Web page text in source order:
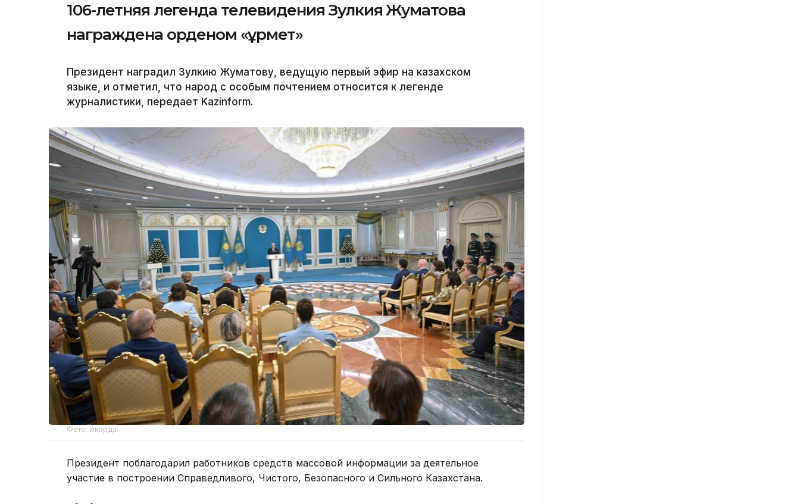
106-летняя легенда телевидения Зулкия Жуматова
награждена орденом «Құрмет»
Президент наградил Зулкию Жуматову, ведущую первый эфир на казахском
языке, и отметил, что народ с особым почтением относится к легенде
журналистики, передает Kazinform.
Фото: Акорда
Президент поблагодарил работников средств массовой информации за деятельное
участие в построении Справедливого, Чистого, Безопасного и Сильного Казахстана.